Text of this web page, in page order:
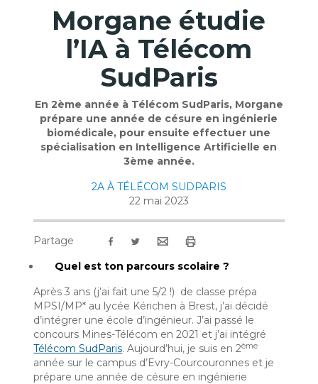
Morgane étudie
l’IA à Télécom
SudParis
En 2ème année à Télécom SudParis, Morgane
prépare une année de césure en ingénierie
biomédicale, pour ensuite effectuer une
spécialisation en Intelligence Artificielle en
3ème année.
2A À TÉLÉCOM SUDPARIS
22 mai 2023
Partage
Quel est ton parcours scolaire ?
Après 3 ans (j’ai fait une 5/2 !) de classe prépa
MPSI/MP* au lycée Kérichen à Brest, j’ai décidé
d’intégrer une école d’ingénieur. J’ai passé le
concours Mines-Télécom en 2021 et j’ai intégré
Télécom SudParis. Aujourd’hui, je suis en 2ème
année sur le campus d’Evry-Courcouronnes et je
prépare une année de césure en ingénierie